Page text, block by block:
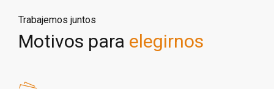
Trabajemos juntos
Motivos para elegirnos